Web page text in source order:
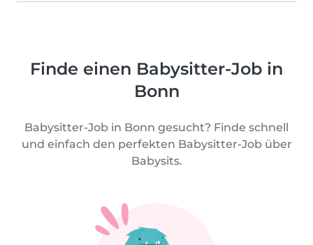
Finde einen Babysitter-Job in
Bonn
Babysitter-Job in Bonn gesucht? Finde schnell
und einfach den perfekten Babysitter-Job über
Babysits.